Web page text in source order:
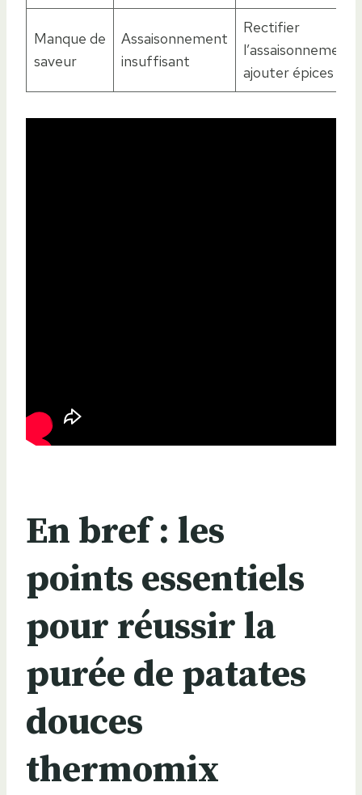
Manque de
saveur
Assaisonnement
insuffisant
Rectifier
l’assaisonnement,
ajouter épices
En bref : les
points essentiels
pour réussir la
purée de patates
douces
thermomix